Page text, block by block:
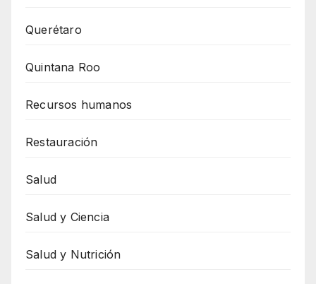
Querétaro
Quintana Roo
Recursos humanos
Restauración
Salud
Salud y Ciencia
Salud y Nutrición